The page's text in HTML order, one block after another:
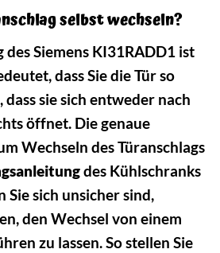
selbst wechseln?
des Siemens KI31RADD1 ist
dass Sie die Tür so
sie sich entweder nach
öffnet. Die genaue
Wechseln des Türanschlags
des Kühlschranks
Sie sich unsicher sind,
den Wechsel von einem
zu lassen. So stellen Sie